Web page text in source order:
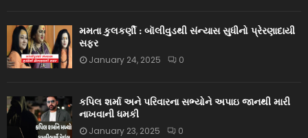
મમતા કુલકર્ણી : બૉલીવુડથી સંન્યાસ સુધીનો પ્રેરણાદાયી
સફર
January 24, 2025 0
કપિલ શર્મા અને પરિવારના સભ્યોને અપાઇ જાનથી મારી
નાખવાની ધમકી
January 23, 2025 0